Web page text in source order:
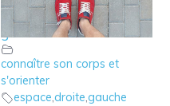
de la droite et de la
gauche
connaître son corps et
s'orienter
espace,droite,gauche